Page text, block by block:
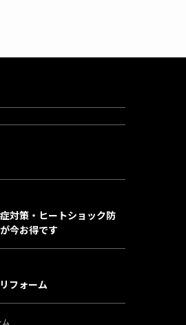
対策・ヒートショック防
今お得です
フォーム
ム